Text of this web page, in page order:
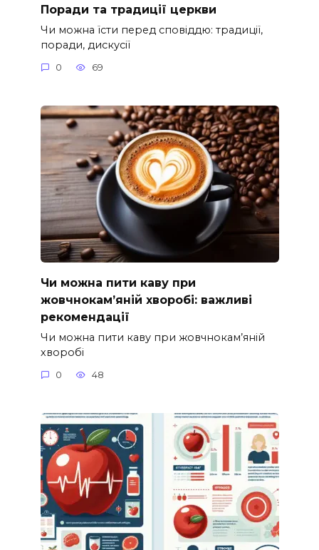
Поради та традиції церкви
Чи можна їсти перед сповіддю: традиції,
поради, дискусії
0 69
Чи можна пити каву при
жовчнокам’яній хворобі: важливі
рекомендації
Чи можна пити каву при жовчнокам’яній
хворобі
0 48